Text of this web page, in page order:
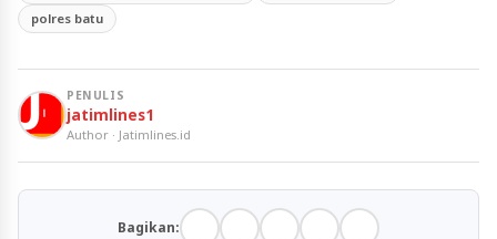
polres batu
PENULIS
jatimlines1
Author · Jatimlines.id
Bagikan: